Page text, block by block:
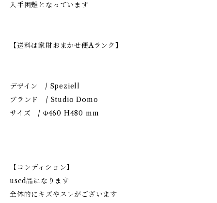
入手困難となっています
【送料は家財おまかせ便Aランク】
デザイン / Speziell
ブランド / Studio Domo
サイズ / Φ460 H480 mm
【コンディション】
used品になります
全体的にキズやスレがございます